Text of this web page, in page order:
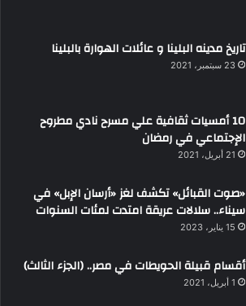
تاريخ مدينه البلينا و عائلات الهوارة بالبلينا
23 سبتمبر، 2021
10 أمسيات ثقافية علي مسرح نادي مطروح
الإجتماعي في رمضان
21 أبريل، 2021
«صوت القبائل» تكشف لغز «أرسان الإبل» في
سيناء.. سلالات عريقة امتدت لمئات السنوات
15 يناير، 2023
أقسام قبيلة الحويطات في مصر.. (الجزء الثالث)
1 أبريل، 2021